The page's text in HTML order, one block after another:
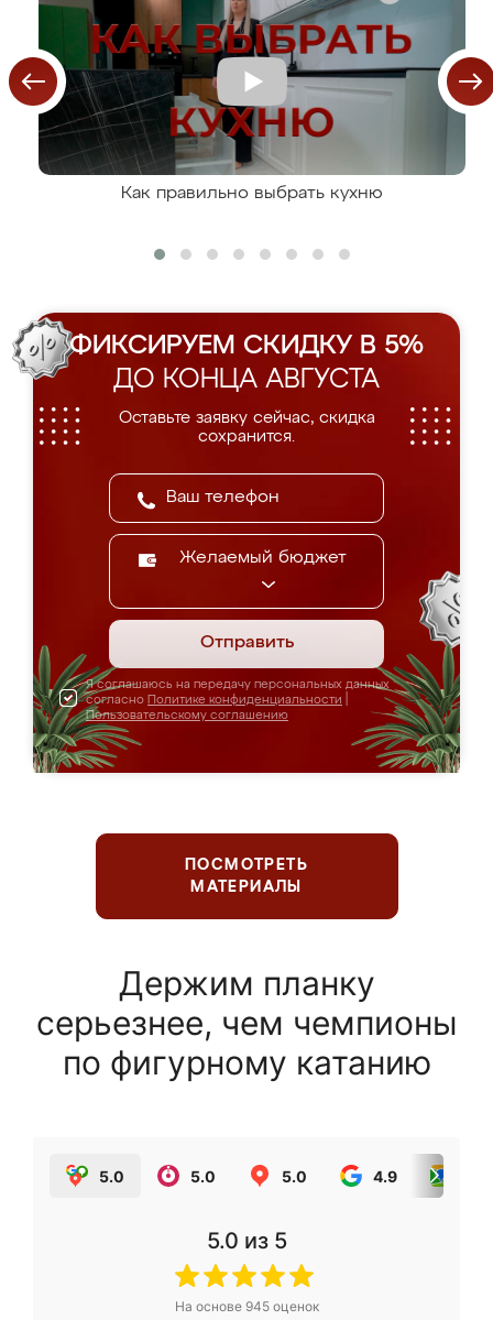
Как правильно выбрать кухню
ФИКСИРУЕМ СКИДКУ В 5%
ДО КОНЦА АВГУСТА
Оставьте заявку сейчас, скидка
сохранится.
Желаемый бюджет
Отправить
Я соглашаюсь на передачу персональных данных
согласно Политике конфиденциальности
Пользовательскому соглашению
ПОСМОТРЕТЬ
МАТЕРИАЛЫ
Держим планку
серьезнее, чем чемпионы
по фигурному катанию
5.0 5.0 5.0 4.9
5.0 из 5
На основе 945оценок